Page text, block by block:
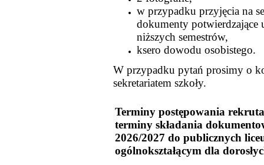
w przypadku przyjęcia na
dokumenty potwierdzające
niższych semestrów,
ksero dowodu osobistego.
W przypadku pytań prosimy o
sekretariatem szkoły.
Terminy postępowania
terminy składania
2026/2027 do publicznych
ogólnokształącym dla